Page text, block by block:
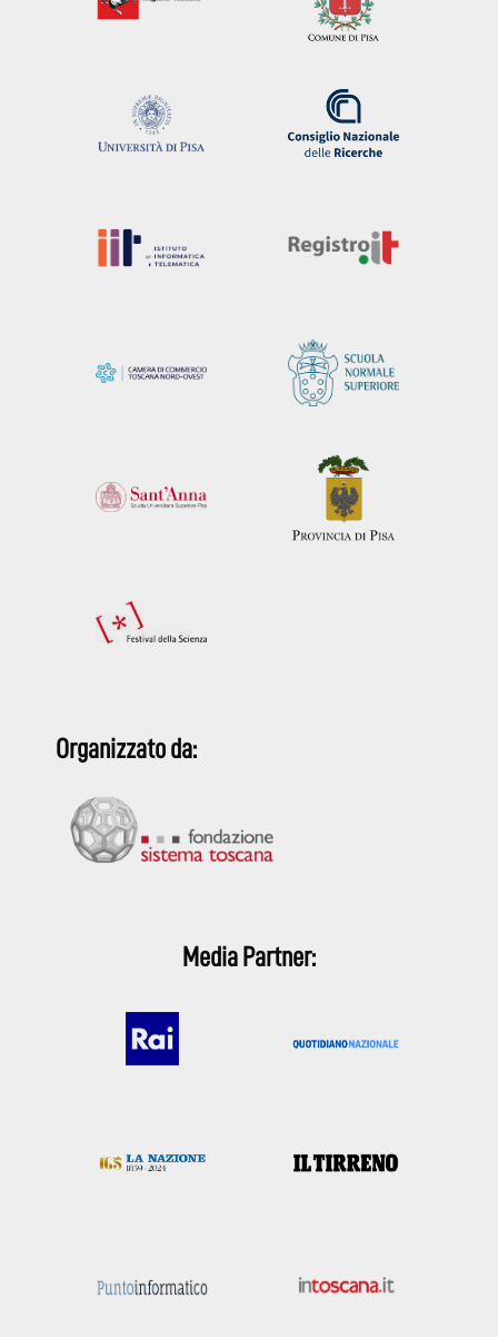
Organizzato da:
Media Partner: